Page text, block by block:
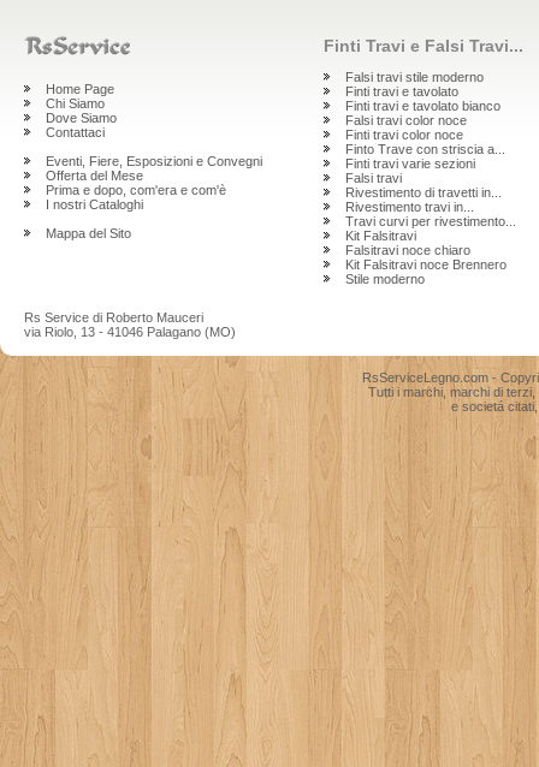
Home Page
Chi Siamo
Dove Siamo
Contattaci
Eventi, Fiere, Esposizioni e Convegni
Offerta del Mese
Prima e dopo, com'era e com'è
I nostri Cataloghi
Mappa del Sito
Finti Travi e Falsi Travi...
Falsi travi stile moderno
Finti travi e tavolato
Finti travi e tavolato bianco
Falsi travi color noce
Finti travi color noce
Finto Trave con striscia a...
Finti travi varie sezioni
Falsi travi
Rivestimento di travetti in...
Rivestimento travi in...
Travi curvi per rivestimento...
Kit Falsitravi
Falsitravi noce chiaro
Kit Falsitravi noce Brennero
Stile moderno
Rs Service di Roberto Mauceri
via Riolo, 13 - 41046 Palagano (MO)
RsServiceLegno.com -
Tutti i marchi, marchi di
e societá